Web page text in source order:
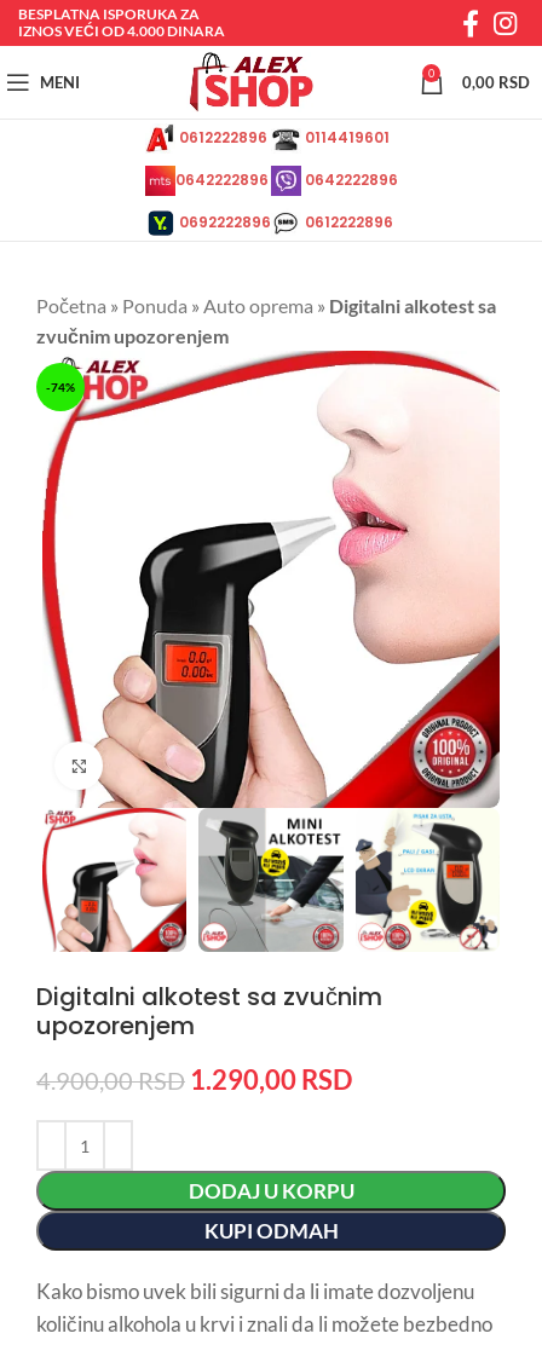
BESPLATNA ISPORUKA ZA
IZNOS VEĆI OD 4.000 DINARA
MENI 0 0,00 RSD
0612222896
0642222896
0692222896
0114419601
0642222896
0612222896
Početna » Ponuda » Auto oprema » Digitalni alkotest sa
zvučnim upozorenjem
-74%
Kliknite da uvećate
Digitalni alkotest sa zvučnim
upozorenjem
4.900,00RSD 1.290,00RSD
DODAJ U KORPU
KUPI ODMAH
Kako bismo uvek bili sigurni da li imate dozvoljenu
količinu alkohola u krvi i znali da li možete bezbedno